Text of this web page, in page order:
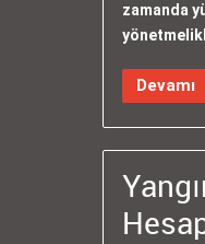
zamanda
Devamı